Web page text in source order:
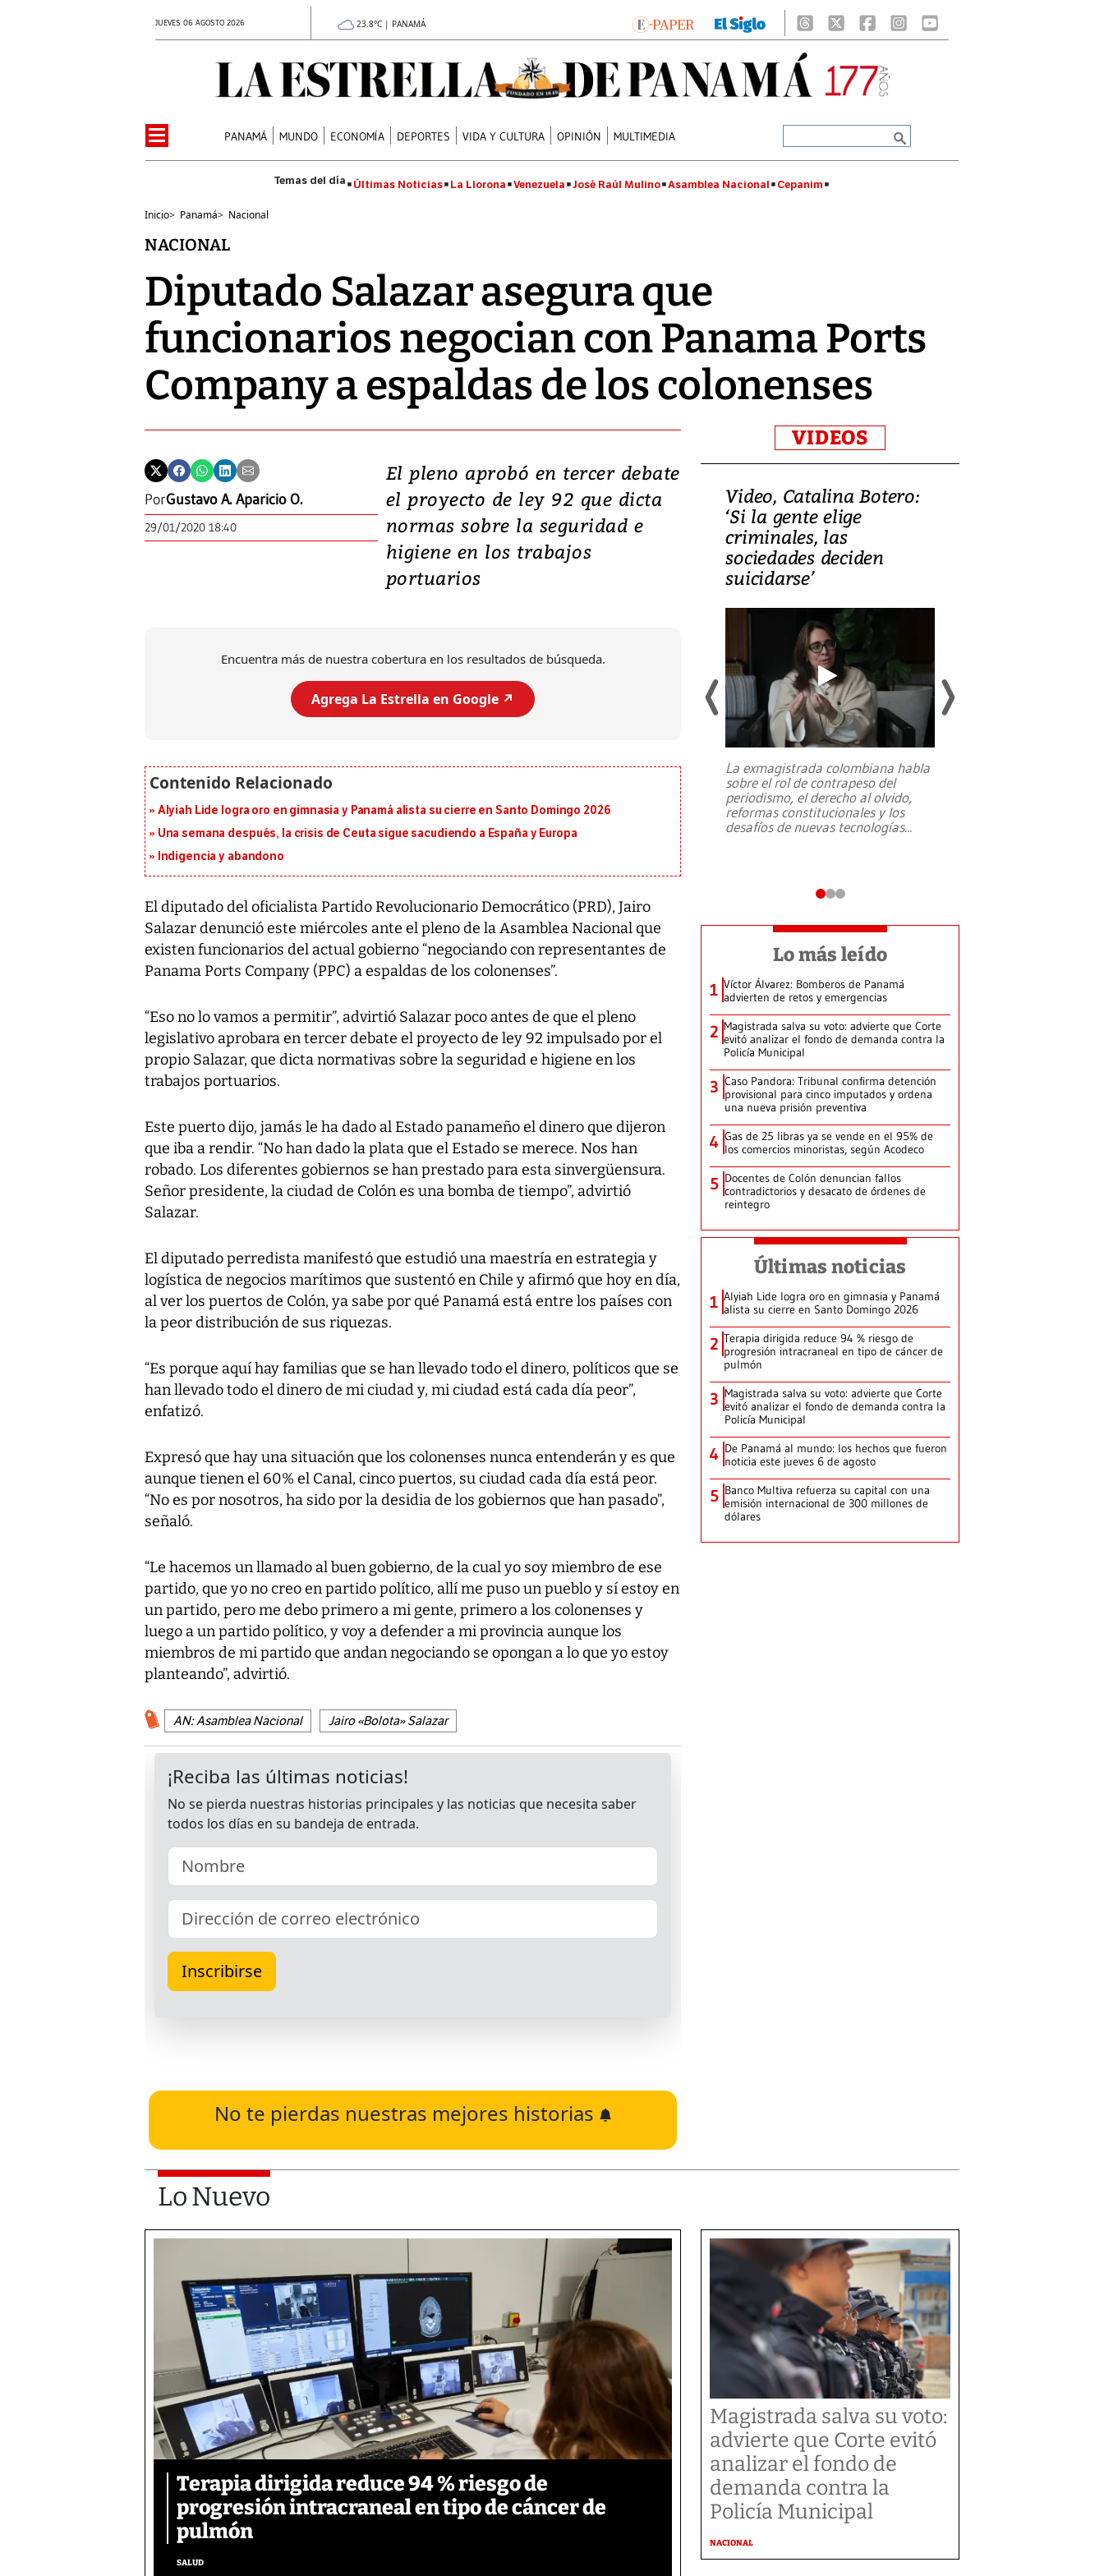
JUEVES 06 AGOSTO 2026 23.8°C | PANAMÁ
PANAMÁ MUNDO ECONOMÍA DEPORTES VIDA Y CULTURA OPINIÓN MULTIMEDIA
Últimas Noticias La Llorona Venezuela José Raúl Mulino Asamblea Nacional Cepanim
Inicio> Panamá> Nacional
NACIONAL
Diputado Salazar asegura que
funcionarios negocian con Panama Ports
Company a espaldas de los colonenses
PorGustavo A. Aparicio O.
29/01/2020 18:40
El pleno aprobó en tercer debate
el proyecto de ley 92 que dicta
normas sobre la seguridad e
higiene en los trabajos
portuarios
Encuentra más de nuestra cobertura en los resultados de búsqueda.
Agrega La Estrella en Google ↗️
Alyiah Lide logra oro en gimnasia y Panamá alista su cierre en Santo Domingo 2026
Una semana después, la crisis de Ceuta sigue sacudiendo a España y Europa
Indigencia y abandono
El diputado del oficialista Partido Revolucionario Democrático (PRD), Jairo
Salazar denunció este miércoles ante el pleno de la Asamblea Nacional que
existen funcionarios del actual gobierno “negociando con representantes de
Panama Ports Company (PPC) a espaldas de los colonenses”.
“Eso no lo vamos a permitir”, advirtió Salazar poco antes de que el pleno
legislativo aprobara en tercer debate el proyecto de ley 92 impulsado por el
propio Salazar, que dicta normativas sobre la seguridad e higiene en los
trabajos portuarios.
Este puerto dijo, jamás le ha dado al Estado panameño el dinero que dijeron
que iba a rendir. “No han dado la plata que el Estado se merece. Nos han
robado. Los diferentes gobiernos se han prestado para esta sinvergüensura.
Señor presidente, la ciudad de Colón es una bomba de tiempo”, advirtió
Salazar.
El diputado perredista manifestó que estudió una maestría en estrategia y
logística de negocios marítimos que sustentó en Chile y afirmó que hoy en día,
al ver los puertos de Colón, ya sabe por qué Panamá está entre los países con
la peor distribución de sus riquezas.
“Es porque aquí hay familias que se han llevado todo el dinero, políticos que se
han llevado todo el dinero de mi ciudad y, mi ciudad está cada día peor”,
enfatizó.
Expresó que hay una situación que los colonenses nunca entenderán y es que
aunque tienen el 60% el Canal, cinco puertos, su ciudad cada día está peor.
“No es por nosotros, ha sido por la desidia de los gobiernos que han pasado”,
señaló.
“Le hacemos un llamado al buen gobierno, de la cual yo soy miembro de ese
partido, que yo no creo en partido político, allí me puso un pueblo y sí estoy en
un partido, pero me debo primero a mi gente, primero a los colonenses y
luego a un partido político, y voy a defender a mi provincia aunque los
miembros de mi partido que andan negociando se opongan a lo que yo estoy
planteando”, advirtió.
AN: Asamblea Nacional Jairo «Bolota» Salazar
No te pierdas nuestras mejores historias
VIDEOS
Video, Japón: Terremoto
deja heridos y graves
daños en Kumamoto
al sur de Japón, provocando una
Video, Catalina Botero:
‘Si la gente elige
criminales, las
sociedades deciden
suicidarse’
La exmagistrada colombiana habla
sobre el rol de contrapeso del
periodismo, el derecho al olvido,
reformas constitucionales y los
desafíos de nuevas tecnologías...
Lo más leído
1 Víctor Álvarez: Bomberos de Panamá
advierten de retos y emergencias
2 Magistrada salva su voto: advierte que Corte
evitó analizar el fondo de demanda contra la
Policía Municipal
3 Caso Pandora: Tribunal confirma detención
provisional para cinco imputados y ordena
una nueva prisión preventiva
4 Gas de 25 libras ya se vende en el 95% de
los comercios minoristas, según Acodeco
5 Docentes de Colón denuncian fallos
contradictorios y desacato de órdenes de
reintegro
Últimas noticias
1 Alyiah Lide logra oro en gimnasia y Panamá
alista su cierre en Santo Domingo 2026
2 Terapia dirigida reduce 94 % riesgo de
progresión intracraneal en tipo de cáncer de
pulmón
3 Magistrada salva su voto: advierte que Corte
evitó analizar el fondo de demanda contra la
Policía Municipal
4 De Panamá al mundo: los hechos que fueron
noticia este jueves 6 de agosto
5 Banco Multiva refuerza su capital con una
emisión internacional de 300 millones de
dólares
Lo Nuevo
Terapia dirigida reduce 94 % riesgo de
progresión intracraneal en tipo de cáncer de
pulmón
SALUD
Magistrada salva su voto:
advierte que Corte evitó
analizar el fondo de
demanda contra la
Policía Municipal
NACIONAL